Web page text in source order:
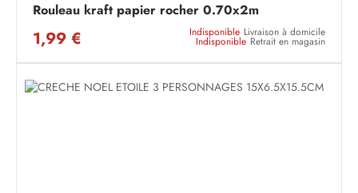
Rouleau kraft papier rocher 0.70x2m
1,99 € Indisponible Livraison à domicile
Indisponible Retrait en magasin